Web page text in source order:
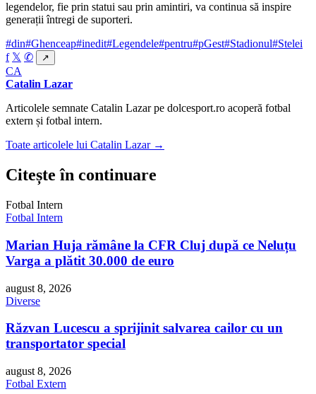
legendelor, fie prin statui sau prin amintiri, va continua să inspire
generații întregi de suporteri.
#din#Ghenceap#inedit#Legendele#pentru#pGest#Stadionul#Stelei
f 𝕏 ✆ ↗
CA
Catalin Lazar
Articolele semnate Catalin Lazar pe dolcesport.ro acoperă fotbal
extern și fotbal intern.
Toate articolele lui Catalin Lazar →
Citește în continuare
Fotbal Intern
Fotbal Intern
Marian Huja rămâne la CFR Cluj după ce Neluțu
Varga a plătit 30.000 de euro
august 8, 2026
Diverse
Răzvan Lucescu a sprijinit salvarea cailor cu un
transportator special
august 8, 2026
Fotbal Extern